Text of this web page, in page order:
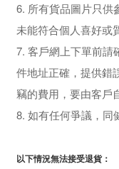
6. 所有貨品圖片只供
未能符合個人喜好或
7. 客戶網上下單前請
件地址正確，提供錯
竊的費用，要由客戶
8. 如有任何爭議，同
以下情況無法接受退貨：